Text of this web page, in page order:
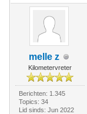
melle z
Kilometervreter
Berichten: 1.345
Topics: 34
Lid sinds: Jun 2022